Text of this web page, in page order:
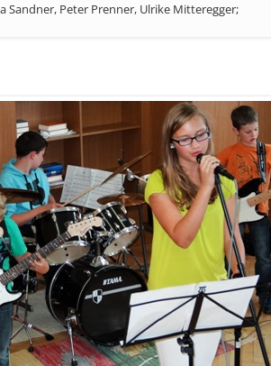
Sandner, Peter Prenner, Ulrike Mitteregger;